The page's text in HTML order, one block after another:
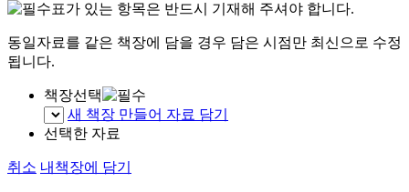
표가 있는 항목은 반드시 기재해 주셔야 합니다.
동일자료를 같은 책장에 담을 경우 담은 시점만 최신으로 수정
됩니다.
책장선택
새 책장 만들어 자료 담기
선택한 자료
취소 내책장에 담기